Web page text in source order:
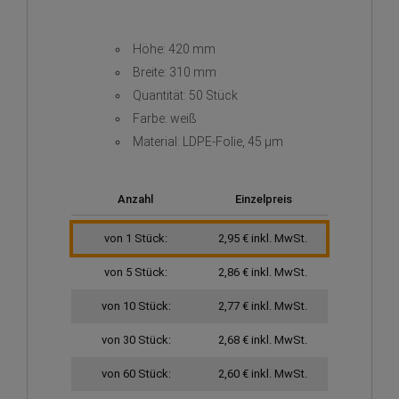
Höhe: 420 mm
Breite: 310 mm
Quantität: 50 Stück
Farbe: weiß
Material: LDPE-Folie, 45 µm
Anzahl Einzelpreis
von 1 Stück: 2,95 € inkl. MwSt.
von 5 Stück: 2,86 € inkl. MwSt.
von 10 Stück: 2,77 € inkl. MwSt.
von 30 Stück: 2,68 € inkl. MwSt.
von 60 Stück: 2,60 € inkl. MwSt.